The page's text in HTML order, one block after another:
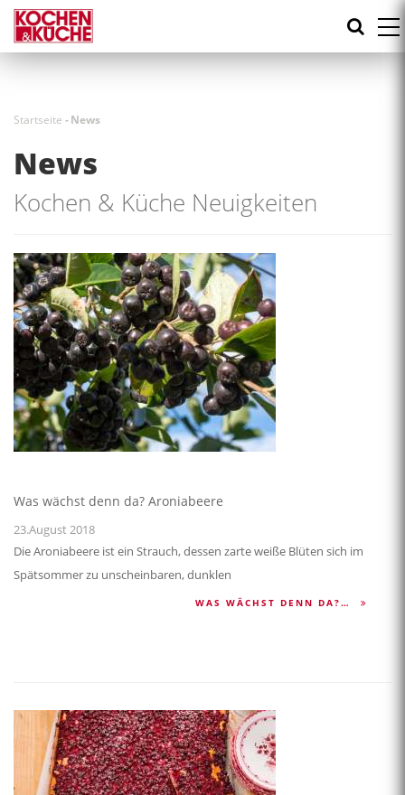
Direkt
zum
Inhalt
Startseite -News
News
Kochen & Küche Neuigkeiten
Was wächst denn da? Aroniabeere
23.August 2018
Die Aroniabeere ist ein Strauch, dessen zarte weiße Blüten sich im
Spätsommer zu unscheinbaren, dunklen
WAS WÄCHST DENN DA?…